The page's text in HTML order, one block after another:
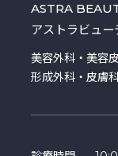
ASTRA
アストラビュ
美容外科・美容
形成外科・皮膚